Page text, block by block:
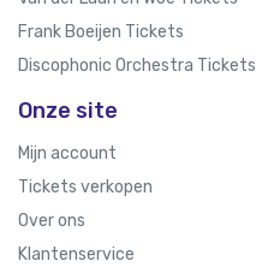
Frank Boeijen Tickets
Discophonic Orchestra Tickets
Onze site
Mijn account
Tickets verkopen
Over ons
Klantenservice